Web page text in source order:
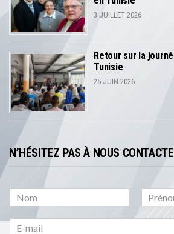
3 JUILLET 2026
Retour sur la
Tunisie
25 JUIN 2026
N’HÉSITEZ PAS À NOUS
r
o